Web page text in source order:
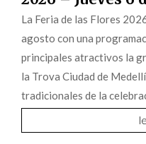
La Feria de las Flores
agosto con una
principales atractivos la
la Trova Ciudad de
tradicionales de la